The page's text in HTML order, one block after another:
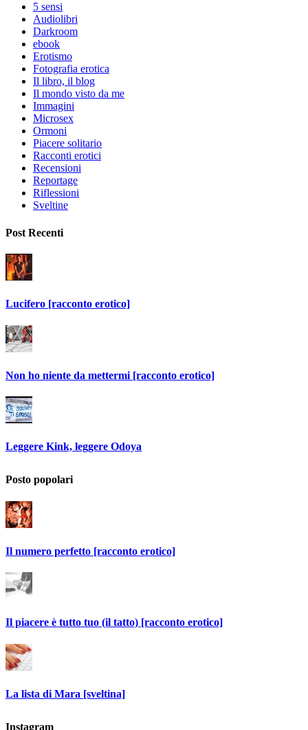
5 sensi
Audiolibri
Darkroom
ebook
Erotismo
Fotografia erotica
Il libro, il blog
Il mondo visto da me
Immagini
Microsex
Ormoni
Piacere solitario
Racconti erotici
Recensioni
Reportage
Riflessioni
Sveltine
Post Recenti
Lucifero [racconto erotico]
Non ho niente da mettermi [racconto erotico]
Leggere Kink, leggere Odoya
Posto popolari
Il numero perfetto [racconto erotico]
Il piacere è tutto tuo (il tatto) [racconto erotico]
La lista di Mara [sveltina]
Instagram